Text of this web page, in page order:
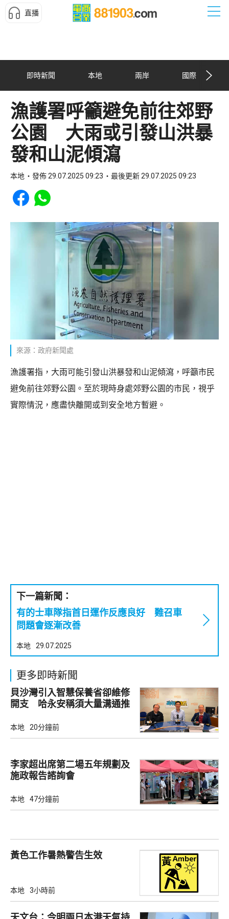
直播
即時新聞 本地 兩岸 國際
漁護署呼籲避免前往郊野
公園 大雨或引發山洪暴
發和山泥傾瀉
本地 發佈 29.07.2025 09:23 最後更新 29.07.2025 09:23
Share to Facebook
Share to WhatsApp
來源：政府新聞處
​漁護署指，大雨可能引發山洪暴發和山泥傾瀉，呼籲市民
避免前往郊野公園。至於現時身處郊野公園的市民，視乎
實際情況，應盡快離開或到安全地方暫避。
下一篇新聞：
有的士車隊指首日運作反應良好 難召車
問題會逐漸改善
本地 29.07.2025
更多即時新聞
貝沙灣引入智慧保養省卻維修
開支 哈永安稱須大量溝通推
本地 20分鐘前
李家超出席第二場五年規劃及
施政報告諮詢會
本地 47分鐘前
黃色工作暑熱警告生效
本地 3小時前